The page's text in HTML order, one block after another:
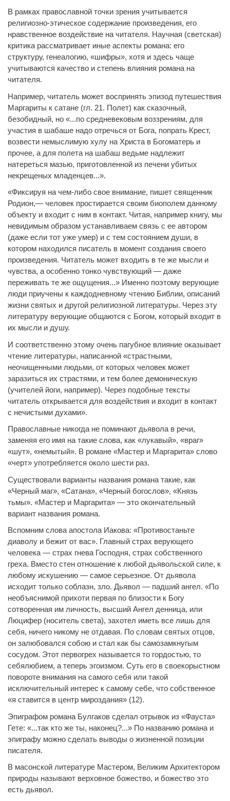
В рамках православной точки зрения учитывается
религиозно-этическое содержание произведения, его
нравственное воздействие на читателя. Научная (светская)
критика рассматривает иные аспекты романа: его
структуру, генеалогию, «шифры», хотя и здесь чаще
учитываются качество и степень влияния романа на
читателя.
Например, читатель может воспринять эпизод путешествия
Маргариты к сатане (гл. 21. Полет) как сказочный,
безобидный, но «...по средневековым воззрениям, для
участия в шабаше надо отречься от Бога, попрать Крест,
возвести немыслимую хулу на Христа в Богоматерь и
прочее, а для полета на шабаш ведьме надлежит
натереться мазью, приготовленной из печени убитых
некрещеных младенцев...».
«Фиксируя на чем-либо свое внимание, пишет священник
Родион,— человек простирается своим биополем данному
объекту и входит с ним в контакт. Читая, например книгу, мы
невидимым образом устанавливаем связь с ее автором
(даже если тот уже умер) и с тем состоянием души, в
котором находился писатель в момент создания своего
произведения. Читатель может входить в те же мысли и
чувства, а особенно тонко чувствующий — даже
переживать те же ощущения...» Именно поэтому верующие
люди приучены к каждодневному чтению Библии, описаний
жизни святых и другой религиозной литературы. Через эту
литературу верующие общаются с Богом, который входит в
их мысли и душу.
И соответственно этому очень пагубное влияние оказывает
чтение литературы, написанной «страстными,
неочищенными людьми, от которых человек может
заразиться их страстями, и тем более демоническую
(учителей йоги, например). Через подобные тексты
читатель открывается для воздействия и входит в контакт
с нечистыми духами».
Православные никогда не поминают дьявола в речи,
заменяя его имя на такие слова, как «лукавый», «враг»
«шут», «немытый». В романе «Мастер и Маргарита» слово
«черт» употребляется около шести раз.
Существовали варианты названия романа такие, как
«Черный маг», «Сатана», «Черный богослов», «Князь
тьмы». «Мастер и Маргарита» — это окончательный
вариант названия романа.
Вспомним слова апостола Иакова: «Противостаньте
диаволу и бежит от вас». Главный страх верующего
человека — страх гнева Господня, страх собственного
греха. Вместо стен отношение к любой дьявольской силе, к
любому искушению — самое серьезное. От дьявола
исходит только соблазн, зло. Дьявол — падший ангел. «По
необъяснимой прихоти первая по близости к Богу
сотворенная им личность, высший Ангел денница, или
Люцифер (носитель света), захотел иметь все лишь для
себя, ничего никому не отдавая. По словам святых отцов,
он залюбовался собою и стал как бы самозамкнугым
сосудом. Этот первогрех называется то гордостью, то
себялюбием, а теперь эгоизмом. Суть его в своекорыстном
повороте внимания на самого себя или такой
исключительный интерес к самому себе, что собственное
«я ставится в центр мироздания» (12).
Эпиграфом романа Булгаков сделал отрывок из «Фауста»
Гете: «...так кто же ты, наконец?...» По названию романа и
эпиграфу можно сделать выводы о жизненной позиции
писателя.
В масонской литературе Мастером, Великим Архитектором
природы называют верховное божество, и божество это
есть дьявол.